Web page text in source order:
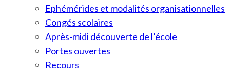
Ephémérides et modalités organisationnelles
Congés scolaires
Après-midi découverte de l’école
Portes ouvertes
Recours